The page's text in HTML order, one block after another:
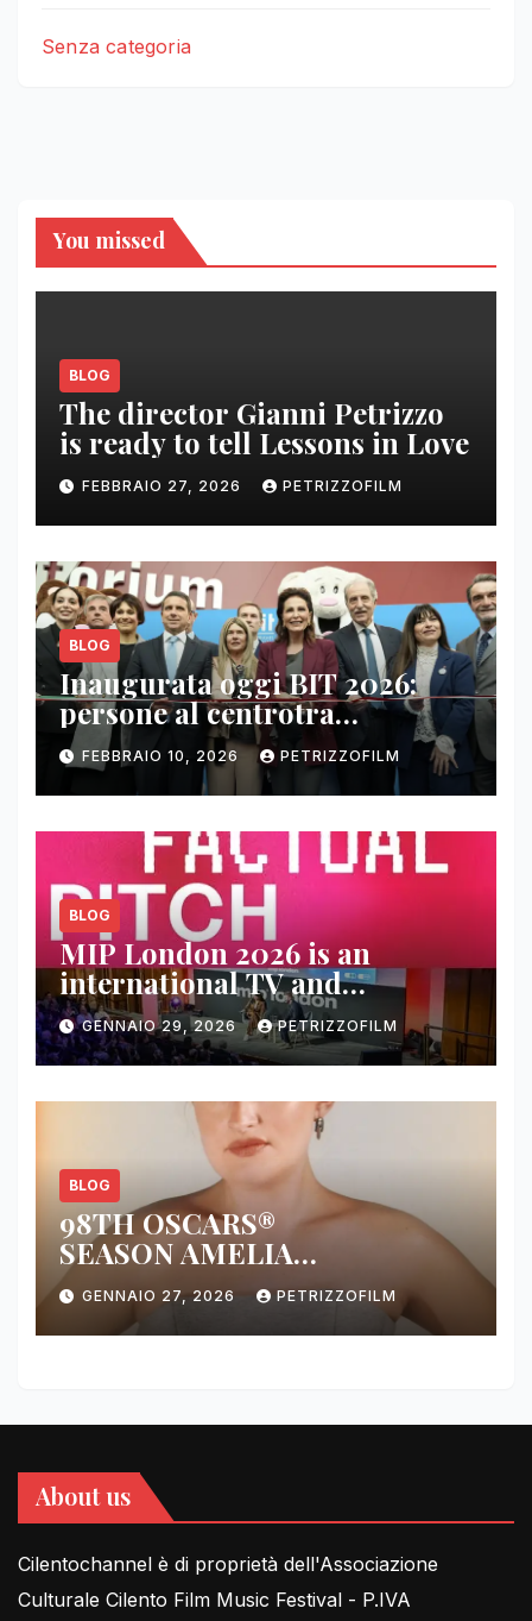
Senza categoria
You missed
BLOG
The director Gianni Petrizzo
is ready to tell Lessons in Love
FEBBRAIO 27, 2026 PETRIZZOFILM
BLOG
Inaugurata oggi BIT 2026:
persone al centrotra
contenuti, relazioni e business
FEBBRAIO 10, 2026 PETRIZZOFILM
BLOG
MIP London 2026 is an
international TV and
streaming content market
GENNAIO 29, 2026 PETRIZZOFILM
BLOG
98TH OSCARS®
SEASON AMELIA
DIMOLDENBERG RETURNS
FOR THIRD YEAR
GENNAIO 27, 2026 PETRIZZOFILM
About us
Cilentochannel è di proprietà dell'Associazione
Culturale Cilento Film Music Festival - P.IVA